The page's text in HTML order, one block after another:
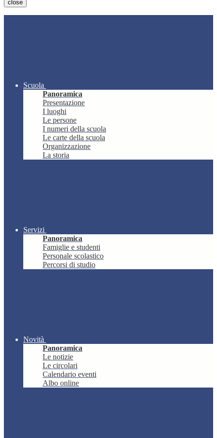
close
Scuola
Panoramica
Presentazione
I luoghi
Le persone
I numeri della scuola
Le carte della scuola
Organizzazione
La storia
Servizi
Panoramica
Famiglie e studenti
Personale scolastico
Percorsi di studio
Novità
Panoramica
Le notizie
Le circolari
Calendario eventi
Albo online